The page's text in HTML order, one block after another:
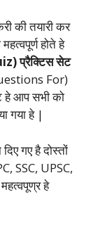
की तयारी कर
होते हे
प्रैक्टिस सेट
For)
हे आप सभी को
गया हे |
गए है दोस्तों
SSC, UPSC,
हे